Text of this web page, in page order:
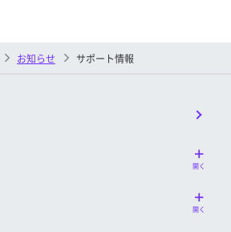
お知らせ サポート情報
開く
開く